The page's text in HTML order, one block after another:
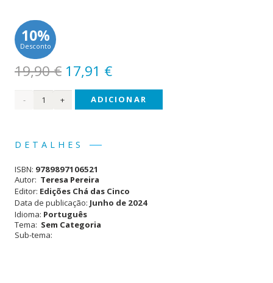
10%
Desconto
19,90€ O
preço
original
19,90 €.
17,91 €O
preço
atual
Quantidade
ADICIONAR
DETALHES
ISBN: 9789897106521
Autor: Teresa Pereira
Editor: Edições Chá das Cinco
Data de publicação: Junho de 2024
Idioma: Português
Tema: Sem Categoria
Sub-tema: